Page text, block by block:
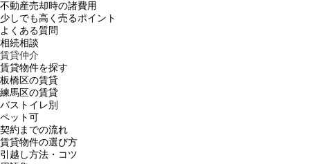
不動産売却時の諸費用
少しでも高く売るポイント
よくある質問
相続相談
賃貸仲介
賃貸物件を探す
板橋区の賃貸
練馬区の賃貸
バストイレ別
ペット可
契約までの流れ
賃貸物件の選び方
引越し方法・コツ